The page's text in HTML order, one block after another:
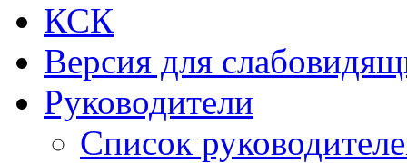
КСК
Версия для
Руководители
Список